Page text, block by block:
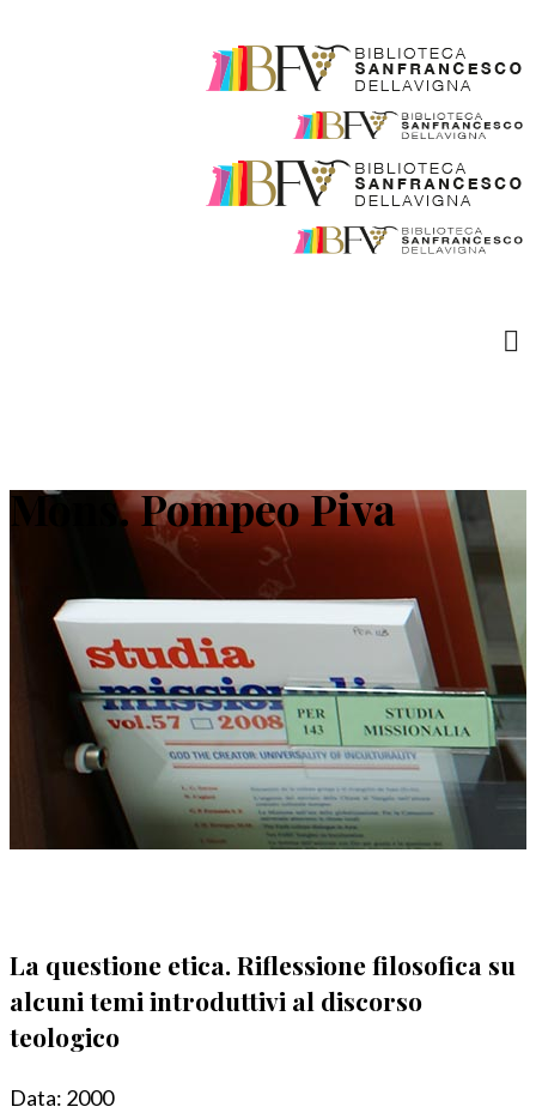
Mons. Pompeo Piva
La questione etica. Riflessione filosofica su
alcuni temi introduttivi al discorso
teologico
Data: 2000